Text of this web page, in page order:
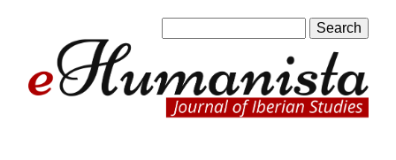
to
main
content
e
a
a
r